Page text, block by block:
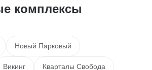
комплексы
Новый Парковый
Викинг Кварталы Свобода